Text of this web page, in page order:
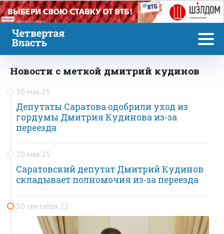
Реклама
Новости с меткой дмитрий кудинов
30 мая 25
Депутаты Саратова одобрили уход из
гордумы Дмитрия Кудинова из-за
переезда
20 мая 25
Саратовский депутат Дмитрий Кудинов
складывает полномочия из-за переезда
30 сентября 22